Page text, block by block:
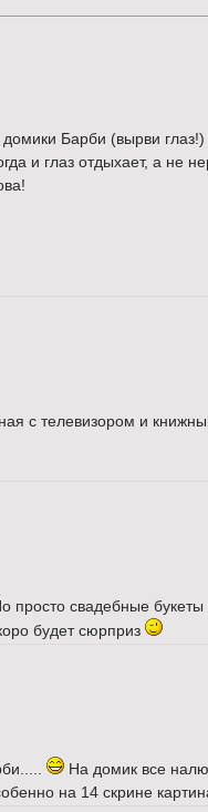
домики Барби (вырви
и глаз отдыхает, а не
с телевизором и
просто свадебные
будет сюрприз
На домик все
на 14 скрине